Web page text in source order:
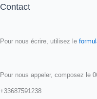
Contact
Pour nous écrire, utilisez le
Pour nous appeler, composez le
+33687591238